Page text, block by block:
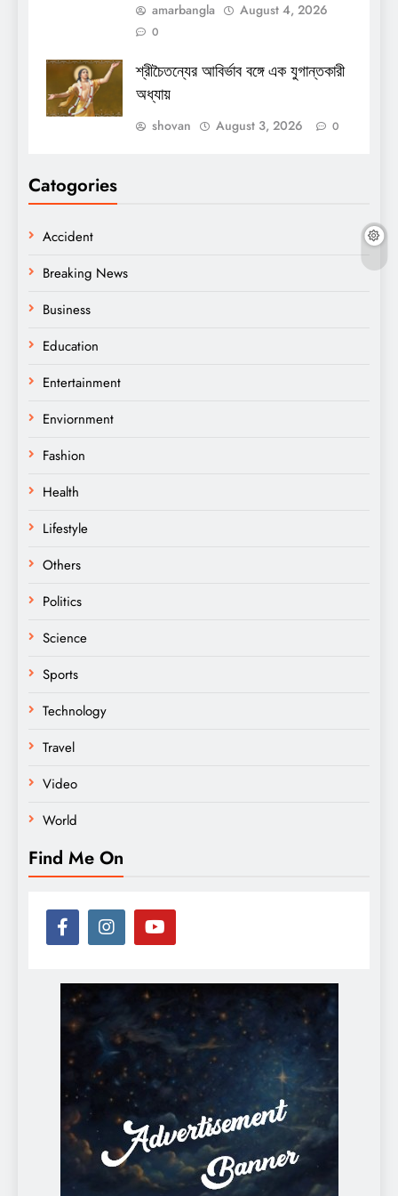
amarbangla August 4, 2026
0
শ্রীচৈতন্যের আবির্ভাব বঙ্গে এক যুগান্তকারী
অধ্যায়
shovan August 3, 2026 0
Catogories
Accident
Breaking News
Business
Education
Entertainment
Enviornment
Fashion
Health
Lifestyle
Others
Politics
Science
Sports
Technology
Travel
Video
World
Find Me On